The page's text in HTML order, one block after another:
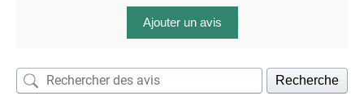
Ajouter un avis
Recherche